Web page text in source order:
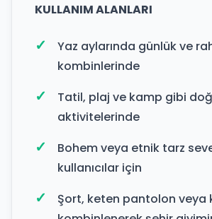
KULLANIM ALANLARI
Yaz aylarında günlük ve
kombinlerinde
Tatil, plaj ve kamp gibi
aktivitelerinde
Bohem veya etnik tarz
kullanıcılar için
Şort, keten pantolon veya